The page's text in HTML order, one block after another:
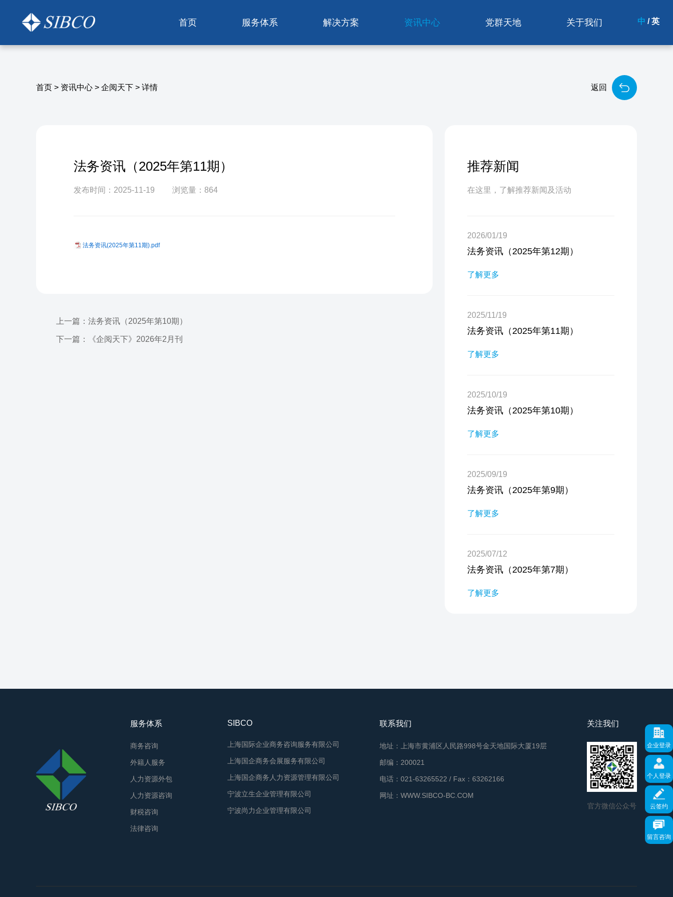
首页 服务体系 解决方案 资讯中心 党群天地 关于我们 中 /英
首页 > 资讯中心 > 企阅天下 > 详情 返回
法务资讯（2025年第11期）
发布时间：2025-11-19 浏览量：864
法务资讯(2025年第11期).pdf
上一篇：法务资讯（2025年第10期）
下一篇：《企阅天下》2026年2月刊
推荐新闻
在这里，了解推荐新闻及活动
2026/01/19
法务资讯（2025年第12期）
了解更多
2025/11/19
法务资讯（2025年第11期）
了解更多
2025/10/19
法务资讯（2025年第10期）
了解更多
2025/09/19
法务资讯（2025年第9期）
了解更多
2025/07/12
法务资讯（2025年第7期）
了解更多
服务体系
商务咨询
外籍人服务
人力资源外包
人力资源咨询
财税咨询
法律咨询
SIBCO
上海国际企业商务咨询服务有限公司
上海国企商务会展服务有限公司
上海国企商务人力资源管理有限公司
宁波立生企业管理有限公司
宁波尚力企业管理有限公司
联系我们
地址：上海市黄浦区人民路998号金天地国际大厦19层
邮编：200021
电话：021-63265522 / Fax：63262166
网址：WWW.SIBCO-BC.COM
关注我们
官方微信公众号
企业登录
个人登录
云签约
留言咨询